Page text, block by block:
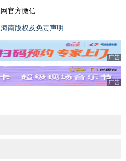
官方微信
南版权及免责声明
广告
广告